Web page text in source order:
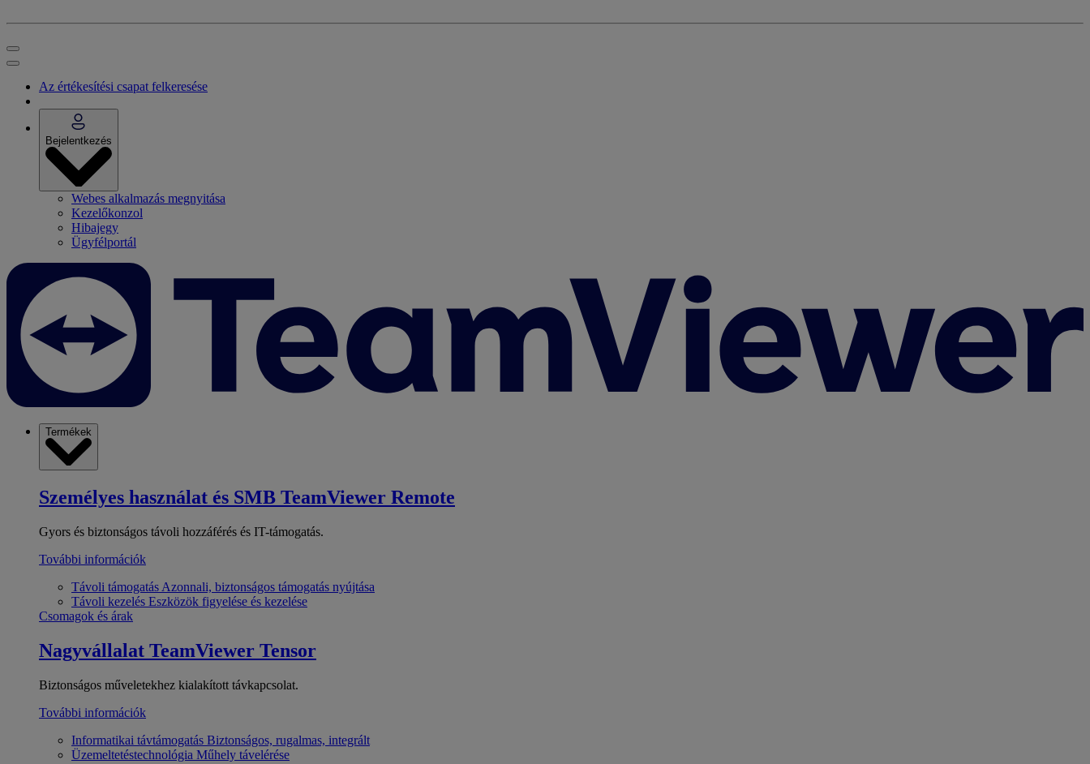
Az értékesítési csapat felkeresése
Bejelentkezés
Webes alkalmazás megnyitása
Kezelőkonzol
Hibajegy
Ügyfélportál
Termékek
Személyes használat és SMB TeamViewer Remote
Gyors és biztonságos távoli hozzáférés és IT-támogatás.
További információk
Távoli támogatás Azonnali, biztonságos támogatás nyújtása
Távoli kezelés Eszközök figyelése és kezelése
Csomagok és árak
Nagyvállalat TeamViewer Tensor
Biztonságos műveletekhez kialakított távkapcsolat.
További információk
Informatikai távtámogatás Biztonságos, rugalmas, integrált
Üzemeltetéstechnológia Műhely távelérése